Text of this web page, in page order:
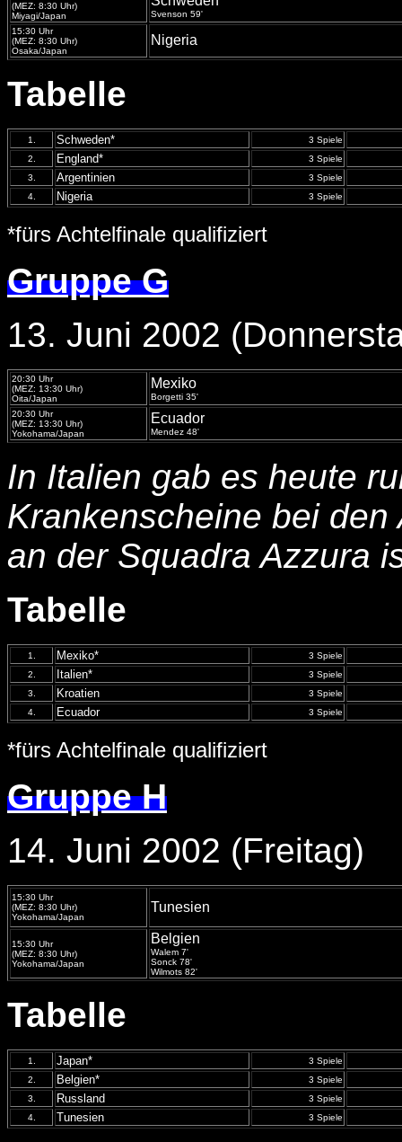
(MEZ: 8:30 Uhr)
Miyagi/Japan
Svenson 59'
15:30 Uhr
(MEZ: 8:30 Uhr)
Osaka/Japan
Nigeria
Tabelle
1. Schweden*
3 Spiele
2.
England*
3 Spiele
3.
Argentinien
3 Spiele
4.
Nigeria 3 Spiele
*fürs Achtelfinale
Gruppe G
13. Juni 2002
20:30 Uhr
(MEZ: 13:30 Uhr)
Oita/Japan
Mexiko
Borgetti 35'
20:30 Uhr
(MEZ: 13:30 Uhr)
Yokohama/Japan
Ecuador
Mendez 48'
In Italien gab es heute
Krankenscheine bei
an der Squadra Azzura
Tabelle
1. Mexiko*
3 Spiele
2.
Italien*
3 Spiele
3.
Kroatien
3 Spiele
4.
Ecuador 3 Spiele
*fürs Achtelfinale
Gruppe H
14. Juni 2002 (Freitag)
15:30 Uhr
(MEZ: 8:30 Uhr)
Yokohama/Japan
Tunesien
15:30 Uhr
(MEZ: 8:30 Uhr)
Yokohama/Japan
Belgien
Walem 7'
Sonck 78'
Wilmots 82'
Tabelle
1. Japan*
3 Spiele
2.
Belgien*
3 Spiele
3.
Russland
3 Spiele
4.
Tunesien 3 Spiele